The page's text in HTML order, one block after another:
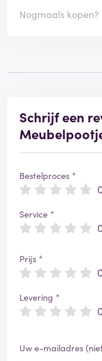
Nogmaals kopen?
Schrijf een
Bestelproces *
Service *
Prijs *
Levering *
Uw e-mailadres